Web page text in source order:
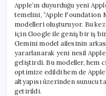
Apple’ın duyurduğu yeni
temelini, “Apple Foundation
modelleri oluşturuyor. Bu
için Google ile geniş bir iş
Gemini model ailesinin
yararlanarak yeni nesil
geliştirdi. Bu modeller, hem
optimize edildi hem de
altyapısı üzerinden sunucu
getirildi.